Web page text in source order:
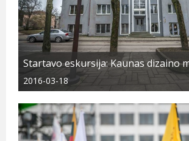
Startavo eskursija: Kaunas dizaino
2016-03-18